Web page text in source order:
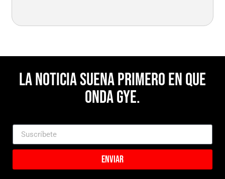
La noticia suena primero en Que
Onda Gye.
Enviar